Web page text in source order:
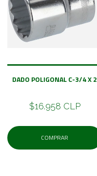
DADO POLIGONAL C-3/4 X 2
$16.958 CLP
COMPRAR